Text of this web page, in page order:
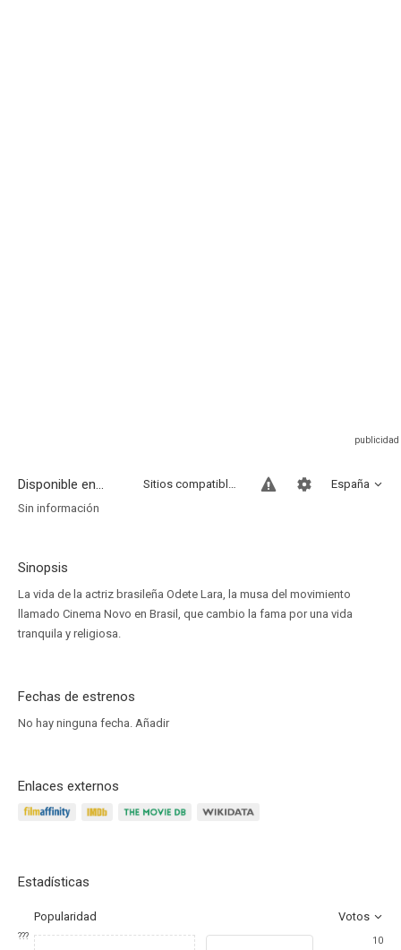
Disponible en... España
Sitios compatibles
Sin información
Sinopsis
La vida de la actriz brasileña Odete Lara, la musa del movimiento
llamado Cinema Novo en Brasil, que cambio la fama por una vida
tranquila y religiosa.
Fechas de estrenos
No hay ninguna fecha. Añadir
Enlaces externos
Estadísticas
Popularidad Votos
???
10